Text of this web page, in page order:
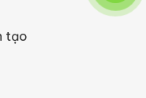
tạo